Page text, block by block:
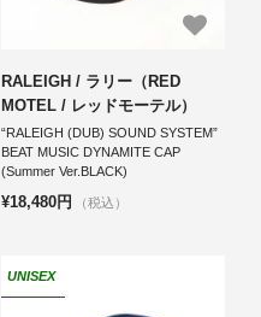
RALEIGH / ラリー（RED
MOTEL / レッドモーテル）
“RALEIGH (DUB) SOUND SYSTEM”
BEAT MUSIC DYNAMITE CAP
(Summer Ver.BLACK)
¥18,480円 （税込）
UNISEX